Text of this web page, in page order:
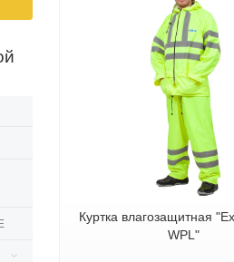
Куртка влагозащитная
WPL"